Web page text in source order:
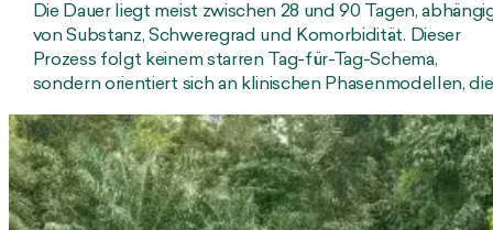
Die Dauer liegt meist zwischen 28 und 90 Tagen,
von Substanz, Schweregrad und Komorbidität. Dieser
Prozess folgt keinem starren Tag-für-Tag-Schema,
sondern orientiert sich an klinischen Phasenmodellen,